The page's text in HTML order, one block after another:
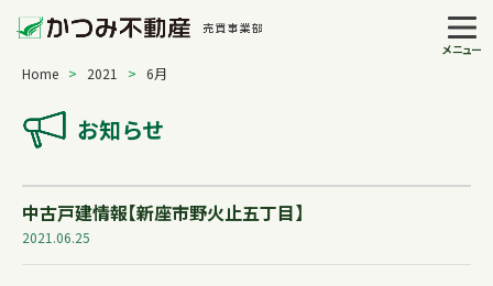
メニュー
Home > 2021 > 6月
お知らせ
中古戸建情報【新座市野火止五丁目】
2021.06.25